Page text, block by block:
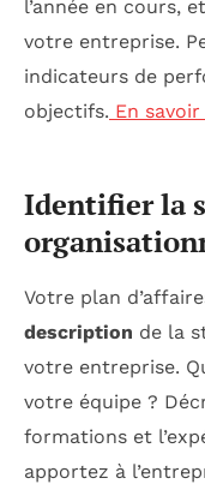
l’année en cours,
votre entreprise.
indicateurs de
objectifs. En
Identifier la
Votre plan
description de la
votre entreprise.
votre équipe ?
formations et
apportez à